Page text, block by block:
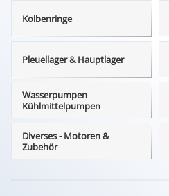
Kolbenringe
Pleuellager & Hauptlager
Wasserpumpen
Kühlmittelpumpen
Diverses - Motoren &
Zubehör